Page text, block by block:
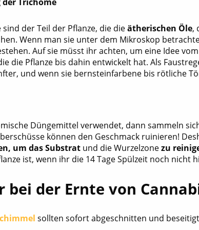
sind der Teil der Pflanze, die dieätherischen Öle,
Wenn man sie unter dem Mikroskop
Auf sie müsst ihr achten, um eine Idee
die Pflanze bis dahin entwickelt hat. Als
und wenn sie bernsteinfarbene bis rötliche
Düngemittel verwendet, dann sammeln
können den Geschmack ruinieren!
um das Substrat und die Wurzelzonezu
ist, wenn ihr die 14 Tage Spülzeit noch
bei der Ernte von
sollten sofort abgeschnitten und